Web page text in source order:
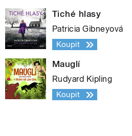
Tiché hlasy
Patricia Gibneyová
Koupit
Mauglí
Rudyard Kipling
Koupit